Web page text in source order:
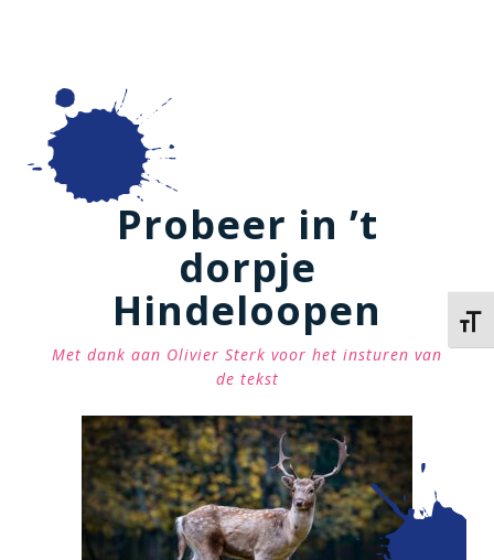
Probeer in ’t
dorpje
Hindeloopen
Met dank aan Olivier Sterk voor het insturen van
de tekst